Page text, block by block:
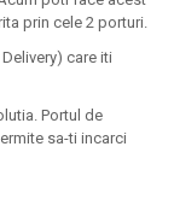
prin cele 2 porturi.
care iti
Portul de
sa-ti incarci